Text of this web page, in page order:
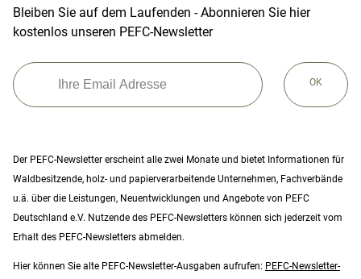
Bleiben Sie auf dem Laufenden - Abonnieren Sie hier
kostenlos unseren PEFC-Newsletter
OK
Der PEFC-Newsletter erscheint alle zwei Monate und bietet Informationen für
Waldbesitzende, holz- und papierverarbeitende Unternehmen, Fachverbände
u.ä. über die Leistungen, Neuentwicklungen und Angebote von PEFC
Deutschland e.V. Nutzende des PEFC-Newsletters können sich jederzeit vom
Erhalt des PEFC-Newsletters abmelden.
Hier können Sie alte PEFC-Newsletter-Ausgaben aufrufen: PEFC-Newsletter-